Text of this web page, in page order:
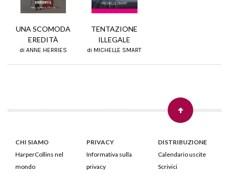
Calendario
UNA SCOMODA
EREDITÀ
di ANNE HERRIES
TENTAZIONE
ILLEGALE
di MICHELLE SMART
CHI SIAMO
HarperCollins nel
mondo
PRIVACY
Informativa sulla
privacy
DISTRIBUZIONE
Calendario uscite
Scrivici